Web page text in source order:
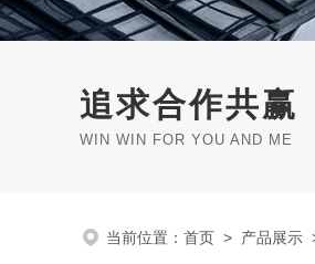
追求合作共赢
WIN WIN FOR YOU AND ME
当前位置： 首页 > 产品展示